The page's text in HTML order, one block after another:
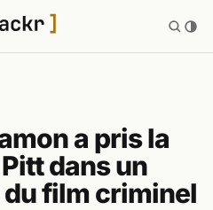
a pris la
dans un
film criminel